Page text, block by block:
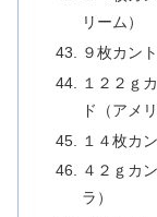
リーム）
９枚カン
１２２ｇ
ド（アメ
１４枚カ
４２ｇカ
ラ）